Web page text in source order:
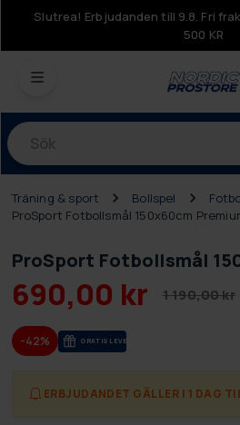
Slutrea! Erbjudanden till 9.8. Fri
500 KR
Produkter
Träning & sport Bollspel
ProSport Fotbollsmål 150x60cm
ProSport Fotbollsmål
690,00 kr 1 190,00 kr
-42% GRA­TIS LE­VE­RANS
ERBJUDANDET GÄLLER I 1 DAG